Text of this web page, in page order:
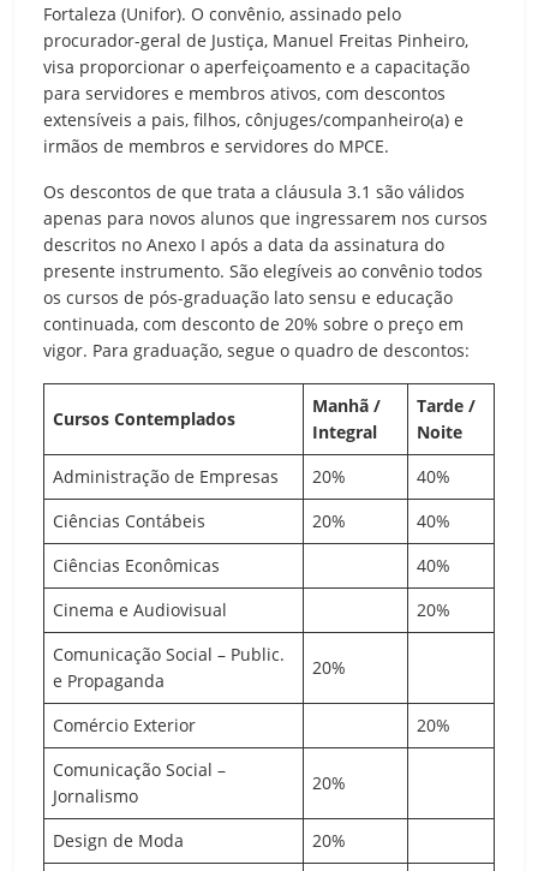
Fortaleza (Unifor). O convênio, assinado pelo
procurador-geral de Justiça, Manuel Freitas Pinheiro,
visa proporcionar o aperfeiçoamento e a capacitação
para servidores e membros ativos, com descontos
extensíveis a pais, filhos, cônjuges/companheiro(a) e
irmãos de membros e servidores do MPCE.
Os descontos de que trata a cláusula 3.1 são válidos
apenas para novos alunos que ingressarem nos cursos
descritos no Anexo I após a data da assinatura do
presente instrumento. São elegíveis ao convênio todos
os cursos de pós-graduação lato sensu e educação
continuada, com desconto de 20% sobre o preço em
vigor. Para graduação, segue o quadro de descontos:
Cursos Contemplados
Manhã /
Integral
Tarde /
Noite
Administração de Empresas
20%
40%
Ciências Contábeis
20%
40%
Ciências Econômicas
40%
Cinema e Audiovisual
20%
Comunicação Social – Public.
e Propaganda
20%
Comércio Exterior
20%
Comunicação Social –
Jornalismo
20%
Design de Moda
20%